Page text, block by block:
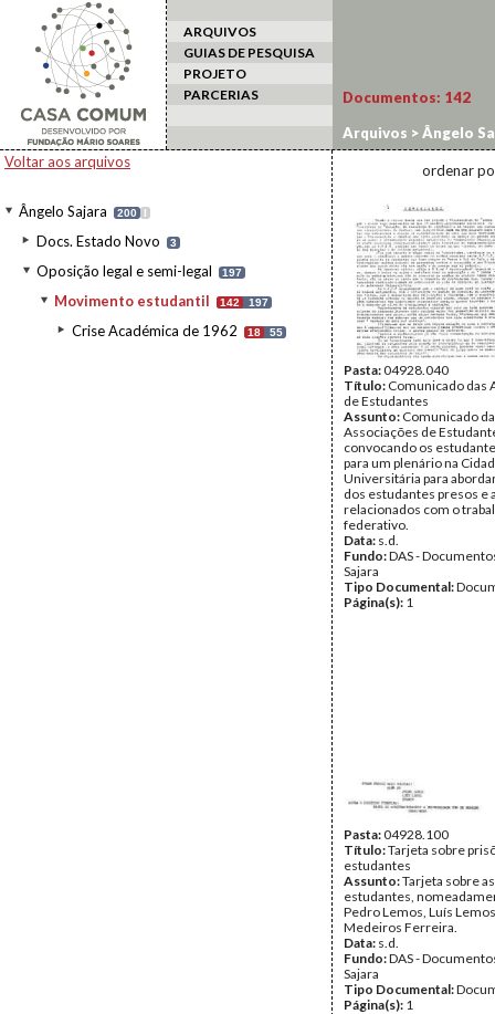
ARQUIVOS
GUIAS DE PESQUISA
PROJETO
PARCERIAS
Voltar aos arquivos
Ângelo Sajara 200 I
Docs. Estado Novo 3
Oposição legal e semi-legal 197
Movimento estudantil 142 197
Crise Académica de 1962 18 55
Documentos: 142
Arquivos >Ângelo
ordenar
Pasta:04928.040
Título: Comunicado das
de Estudantes
Assunto: Comunicado
Associações de
convocando os
para um plenário na
Universitária para
dos estudantes presos e
relacionados com o
federativo.
Data: s.d.
Fundo:DAS -
Sajara
Tipo Documental:
Página(s): 1
Pasta:04928.100
Título:Tarjeta sobre
estudantes
Assunto:Tarjeta sobre
estudantes,
Pedro Lemos, Luís
Medeiros Ferreira.
Data: s.d.
Fundo:DAS -
Sajara
Tipo Documental:
Página(s): 1